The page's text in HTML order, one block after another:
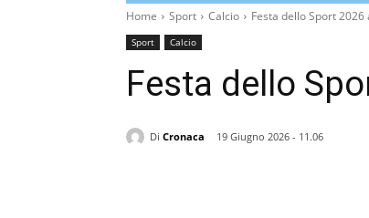
Home Sport Calcio Festa dello Sport 2026
Sport Calcio
Festa dello
Di Cronaca
19 Giugno 2026 - 11.06